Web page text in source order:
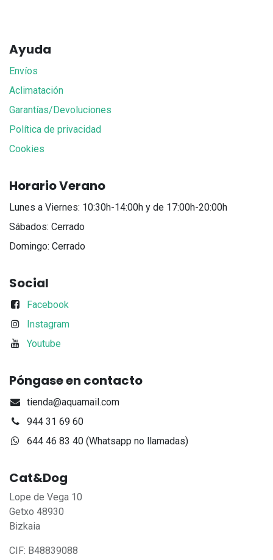
Ayuda
Envíos
Aclimatación
Garantías/Devoluciones
Política de privacidad
Cookies
Horario Verano
Lunes a Viernes: 10:30h-14:00h y de 17:00h-20:00h
Sábados: Cerrado
Domingo: Cerrado
Social
Facebook
Instagram
Youtube
Póngase en contacto
tienda@aquamail.com
944 31 69 60
644 46 83 40 (Whatsapp no llamadas)
Cat&Dog
Lope de Vega 10
Getxo 48930
Bizkaia
CIF: B48839088